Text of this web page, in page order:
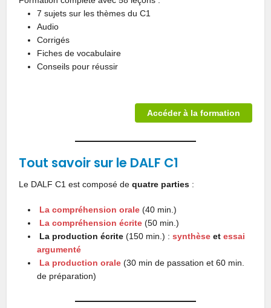
7 sujets sur les thèmes du C1
Audio
Corrigés
Fiches de vocabulaire
Conseils pour réussir
Accéder à la formation
Tout savoir sur le DALF C1
Le DALF C1 est composé dequatre parties :
La compréhension orale (40 min.)
La compréhension écrite (50 min.)
La production écrite(150 min.) : synthèse etessai
argumenté
La production orale(30 min de passation et 60 min.
de préparation)